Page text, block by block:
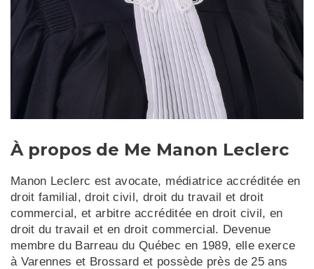
À propos de Me Manon Leclerc
Manon Leclerc est avocate, médiatrice accréditée en
droit familial, droit civil, droit du travail et droit
commercial, et arbitre accréditée en droit civil, en
droit du travail et en droit commercial. Devenue
membre du Barreau du Québec en 1989, elle exerce
à Varennes et Brossard et possède près de 25 ans